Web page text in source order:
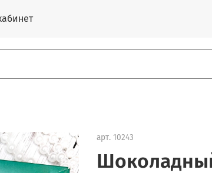
арт. 10243